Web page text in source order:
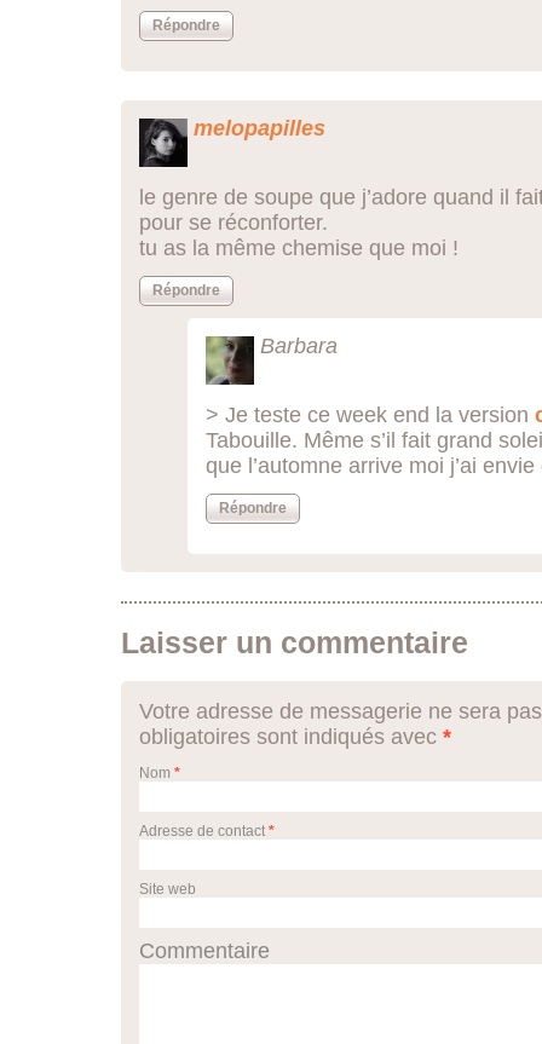
Répondre
melopapilles
le genre de soupe que j’adore quand il
pour se réconforter.
tu as la même chemise que moi !
Répondre
Barbara
> Je teste ce week end la version
Tabouille. Même s’il fait grand
que l’automne arrive moi j’ai
Répondre
Laisser un commentaire
Votre adresse de messagerie ne sera
obligatoires sont indiqués avec *
Nom *
Adresse de contact *
Site web
Commentaire